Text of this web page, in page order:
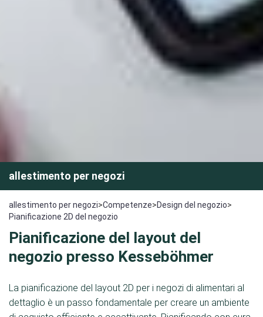
allestimento per negozi
allestimento per negozi>Competenze>Design del negozio>
Pianificazione 2D del negozio
Pianificazione del layout del
negozio presso Kesseböhmer
La pianificazione del layout 2D per i negozi di alimentari al
dettaglio è un passo fondamentale per creare un ambiente